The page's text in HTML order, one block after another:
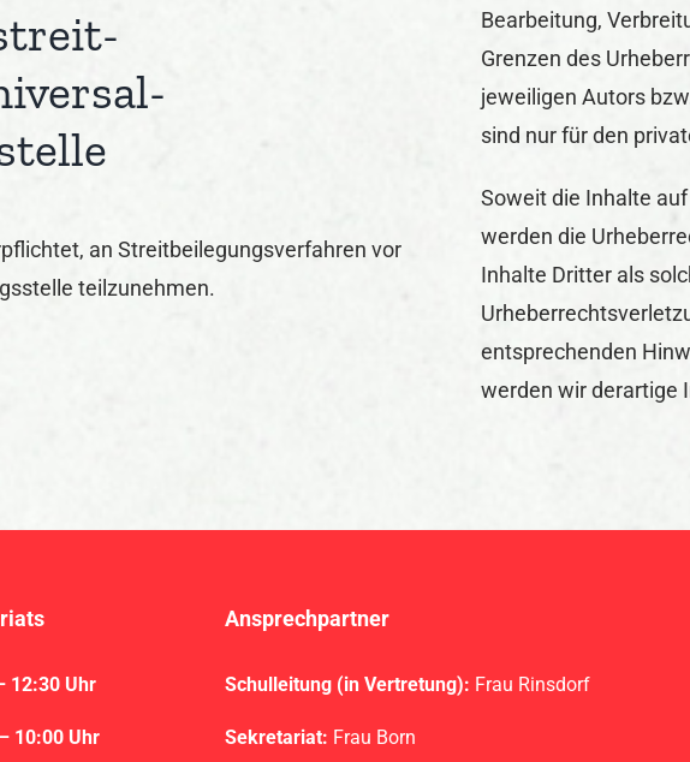
an Streitbeilegungsverfahren vor
teilzunehmen.
Bearbeitung,
Grenzen des
jeweiligen Autors
sind nur für den
Soweit die Inhalte
werden die
Inhalte Dritter als
entsprechenden
werden wir derartige
12:30 Uhr
10:00 Uhr
Ansprechpartner
Schulleitung (in Vertretung): Frau Rinsdorf
Sekretariat: Frau Born